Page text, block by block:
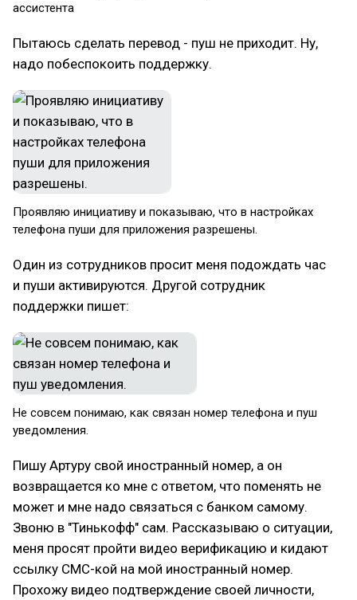
ассистента
Пытаюсь сделать перевод - пуш не приходит. Ну,
надо побеспокоить поддержку.
Проявляю инициативу и показываю, что в настройках
телефона пуши для приложения разрешены.
Один из сотрудников просит меня подождать час
и пуши активируются. Другой сотрудник
поддержки пишет:
Не совсем понимаю, как связан номер телефона и пуш
уведомления.
Пишу Артуру свой иностранный номер, а он
возвращается ко мне с ответом, что поменять не
может и мне надо связаться с банком самому.
Звоню в "Тинькофф" сам. Рассказываю о ситуации,
меня просят пройти видео верификацию и кидают
ссылку СМС-кой на мой иностранный номер.
Прохожу видео подтверждение своей личности,